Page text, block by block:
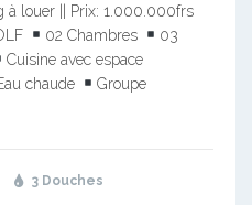
à louer || Prix: 1.000.000frs
02 Chambres
03
Cuisine avec espace
chaude
Groupe
3 Douches